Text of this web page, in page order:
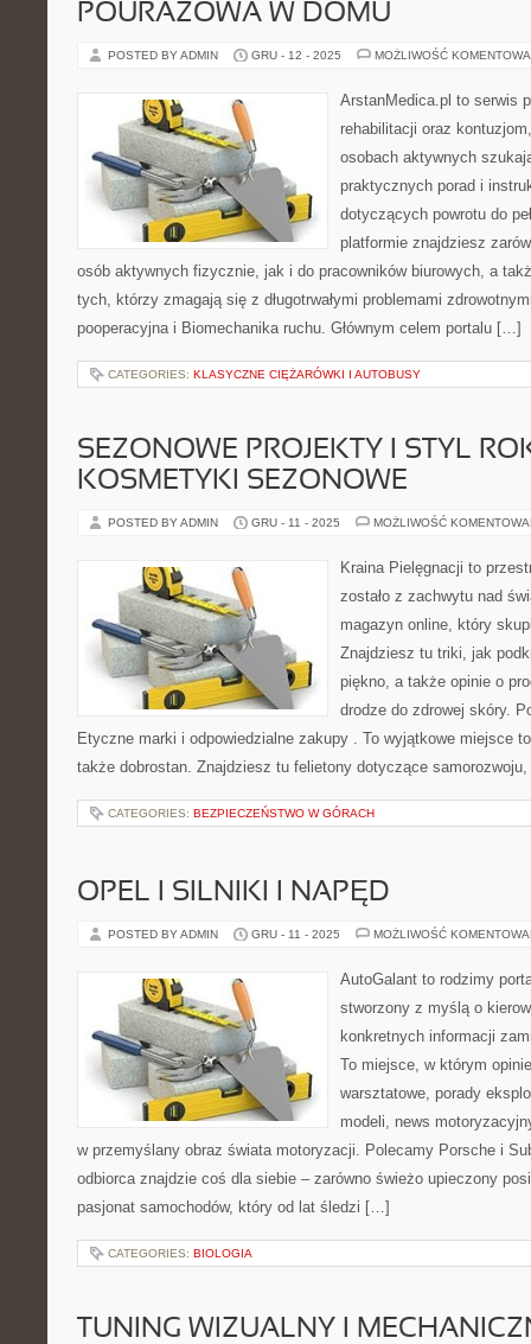
POURAZOWA W DOMU
POSTED BY ADMIN GRU - 12 - 2025 MOŻLIWOŚĆ
ArstanMedica.pl to serwis
rehabilitacji oraz
osobach aktywnych
praktycznych porad i
dotyczących powrotu do
platformie znajdziesz
osób aktywnych fizycznie, jak i do pracowników biurowych, a
tych, którzy zmagają się z długotrwałymi problemami
pooperacyjna i Biomechanika ruchu. Głównym celem portalu […]
CATEGORIES: KLASYCZNE CIĘŻARÓWKI I AUTOBUSY
SEZONOWE PROJEKTY I STYL
KOSMETYKI SEZONOWE
POSTED BY ADMIN GRU - 11 - 2025 MOŻLIWOŚĆ
Kraina Pielęgnacji to
zostało z zachwytu nad
magazyn online, który
Znajdziesz tu triki, jak
piękno, a także opinie o
drodze do zdrowej skóry.
Etyczne marki i odpowiedzialne zakupy . To wyjątkowe miejsce
także dobrostan. Znajdziesz tu felietony dotyczące
CATEGORIES: BEZPIECZEŃSTWO W GÓRACH
OPEL I SILNIKI I NAPĘD
POSTED BY ADMIN GRU - 11 - 2025 MOŻLIWOŚĆ
AutoGalant to rodzimy
stworzony z myślą o
konkretnych informacji
To miejsce, w którym
warsztatowe, porady
modeli, news
w przemyślany obraz świata motoryzacji. Polecamy Porsche i
odbiorca znajdzie coś dla siebie – zarówno świeżo upieczony
pasjonat samochodów, który od lat śledzi […]
CATEGORIES: BIOLOGIA
TUNING WIZUALNY I